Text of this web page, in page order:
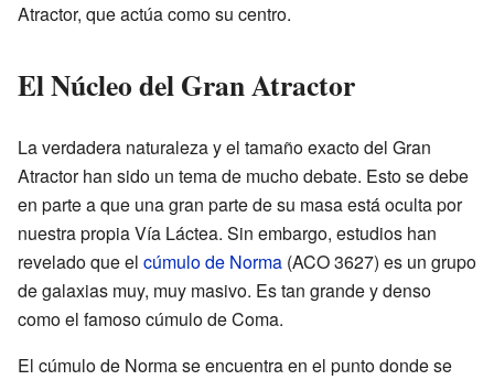
Atractor, que actúa como su centro.
El Núcleo del Gran Atractor
La verdadera naturaleza y el tamaño exacto del Gran
Atractor han sido un tema de mucho debate. Esto se debe
en parte a que una gran parte de su masa está oculta por
nuestra propia Vía Láctea. Sin embargo, estudios han
revelado que el cúmulo de Norma (ACO 3627) es un grupo
de galaxias muy, muy masivo. Es tan grande y denso
como el famoso cúmulo de Coma.
El cúmulo de Norma se encuentra en el punto donde se